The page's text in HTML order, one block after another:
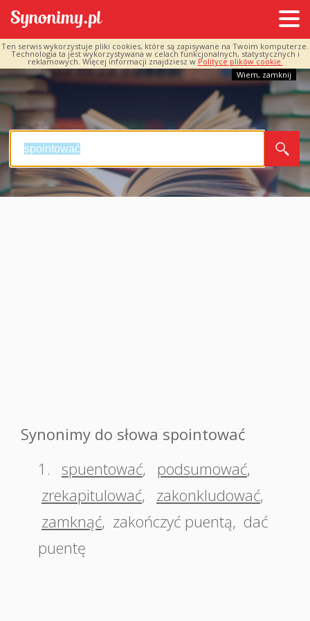
Ten serwis wykorzystuje pliki cookies, które są zapisywane na Twoim komputerze.
Technologia ta jest wykorzystywana w celach funkcjonalnych, statystycznych i
reklamowych. Więcej informacji znajdziesz w Polityce plików cookie.
Wiem, zamknij
Synonimy do słowa spointować
1.
spuentować, podsumować,
zrekapitulować, zakonkludować,
zamknąć, zakończyć puentą, dać
puentę